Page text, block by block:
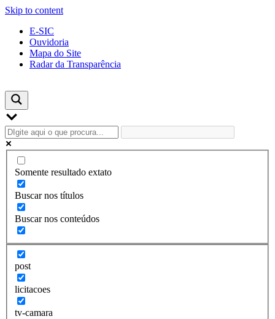
Skip to content
E-SIC
Ouvidoria
Mapa do Site
Radar da Transparência
Somente resultado extato
Buscar nos títulos
Buscar nos conteúdos
post
licitacoes
tv-camara